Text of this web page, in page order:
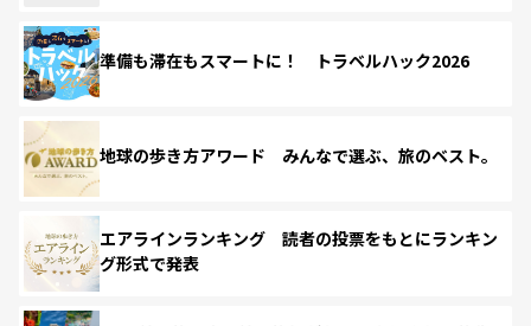
準備も滞在もスマートに！ トラベルハック2026
地球の歩き方アワード みんなで選ぶ、旅のベスト。
エアラインランキング 読者の投票をもとにランキン
グ形式で発表